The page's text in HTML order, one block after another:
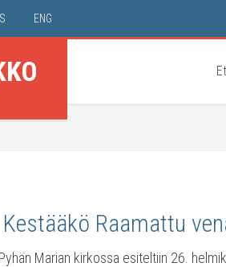
ENG
Raamattu
Pyhän Marian kirkossa esiteltiin 26.